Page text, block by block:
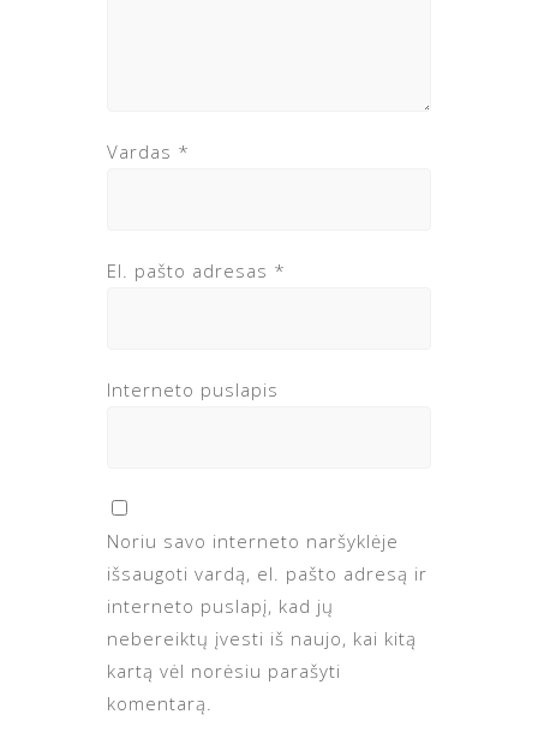
Vardas *
El. pašto adresas *
Interneto puslapis
Noriu savo interneto naršyklėje
išsaugoti vardą, el. pašto adresą ir
interneto puslapį, kad jų
nebereiktų įvesti iš naujo, kai kitą
kartą vėl norėsiu parašyti
komentarą.